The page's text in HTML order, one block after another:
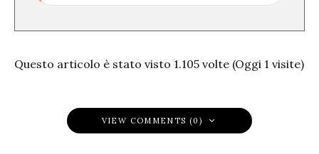
Questo articolo è stato visto 1.105 volte (Oggi 1 visite)
VIEW COMMENTS (0)